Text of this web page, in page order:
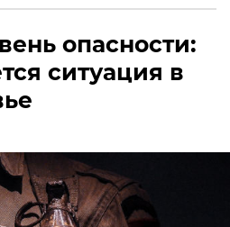
опасности:
ситуация в